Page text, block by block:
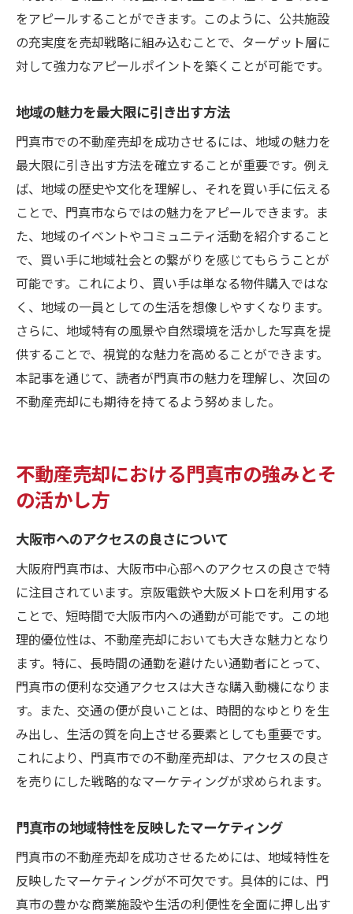
をアピールすることができます。このように、公共施設
の充実度を売却戦略に組み込むことで、ターゲット層に
対して強力なアピールポイントを築くことが可能です。
地域の魅力を最大限に引き出す方法
門真市での不動産売却を成功させるには、地域の魅力を
最大限に引き出す方法を確立することが重要です。例え
ば、地域の歴史や文化を理解し、それを買い手に伝える
ことで、門真市ならではの魅力をアピールできます。ま
た、地域のイベントやコミュニティ活動を紹介すること
で、買い手に地域社会との繋がりを感じてもらうことが
可能です。これにより、買い手は単なる物件購入ではな
く、地域の一員としての生活を想像しやすくなります。
さらに、地域特有の風景や自然環境を活かした写真を提
供することで、視覚的な魅力を高めることができます。
本記事を通じて、読者が門真市の魅力を理解し、次回の
不動産売却にも期待を持てるよう努めました。
不動産売却における門真市の強みとそ
の活かし方
大阪市へのアクセスの良さについて
大阪府門真市は、大阪市中心部へのアクセスの良さで特
に注目されています。京阪電鉄や大阪メトロを利用する
ことで、短時間で大阪市内への通勤が可能です。この地
理的優位性は、不動産売却においても大きな魅力となり
ます。特に、長時間の通勤を避けたい通勤者にとって、
門真市の便利な交通アクセスは大きな購入動機になりま
す。また、交通の便が良いことは、時間的なゆとりを生
み出し、生活の質を向上させる要素としても重要です。
これにより、門真市での不動産売却は、アクセスの良さ
を売りにした戦略的なマーケティングが求められます。
門真市の地域特性を反映したマーケティング
門真市の不動産売却を成功させるためには、地域特性を
反映したマーケティングが不可欠です。具体的には、門
真市の豊かな商業施設や生活の利便性を全面に押し出す